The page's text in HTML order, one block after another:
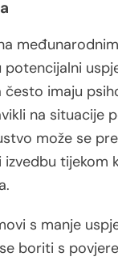
imaju
na situacije
može se
tijekom
s manje
boriti s